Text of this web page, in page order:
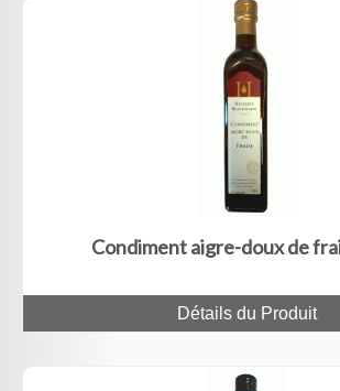
Condiment aigre-doux de
Détails du Produit